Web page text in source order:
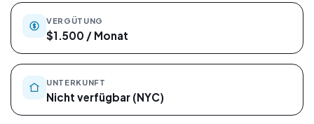
VERGÜTUNG
$1.500 / Monat
UNTERKUNFT
Nicht verfügbar (NYC)